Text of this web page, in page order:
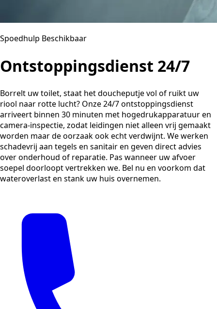
Spoedhulp Beschikbaar
Ontstoppingsdienst 24/7
Borrelt uw toilet, staat het doucheputje vol of ruikt uw
riool naar rotte lucht? Onze 24/7 ontstoppingsdienst
arriveert binnen 30 minuten met hogedrukapparatuur en
camera-inspectie, zodat leidingen niet alleen vrij gemaakt
worden maar de oorzaak ook echt verdwijnt. We werken
schadevrij aan tegels en sanitair en geven direct advies
over onderhoud of reparatie. Pas wanneer uw afvoer
soepel doorloopt vertrekken we. Bel nu en voorkom dat
wateroverlast en stank uw huis overnemen.